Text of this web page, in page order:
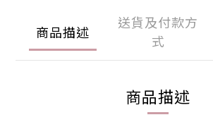
商品描述
送貨及付款方
式
商品描述